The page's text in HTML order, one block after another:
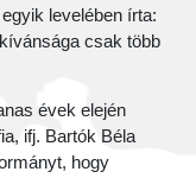
levelében írta:
csak több
évek elején
ifj. Bartók Béla
hogy